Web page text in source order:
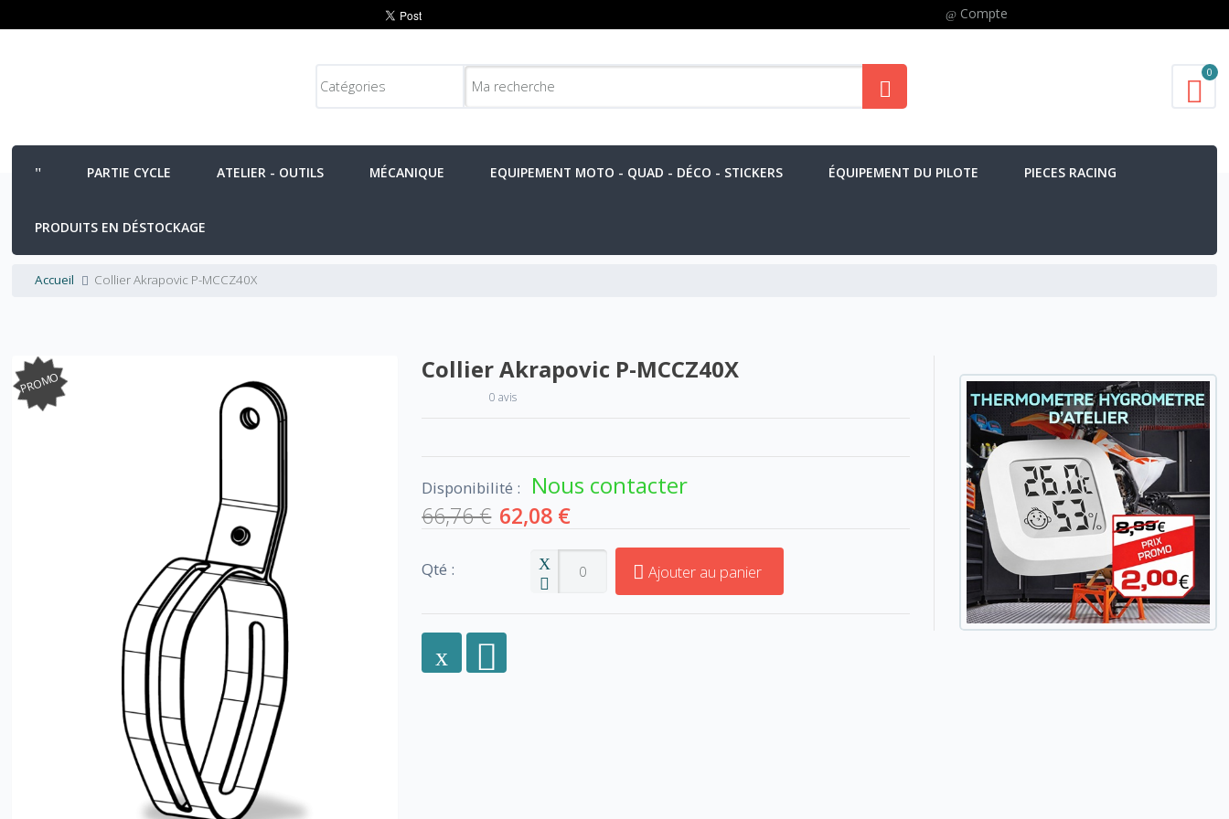
Compte
0
PARTIE CYCLE ATELIER - OUTILS MÉCANIQUE EQUIPEMENT MOTO - QUAD - DÉCO - STICKERS ÉQUIPEMENT DU PILOTE PIECES RACING
PRODUITS EN DÉSTOCKAGE
Accueil Collier Akrapovic P-MCCZ40X
PROMO Collier Akrapovic P-MCCZ40X
0 avis
Disponibilité : Nous contacter
66,76 € 62,08 €
Qté : Ajouter au panier